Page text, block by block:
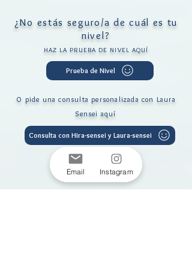
¿No estás seguro/a de cuál es tu
nivel?
HAZ LA PRUEBA DE NIVEL AQUÍ
Prueba de Nivel
O pide una consulta personalizada con Laura
Sensei aquí
Consulta con Hira-sensei y Laura-sensei
Email Instagram